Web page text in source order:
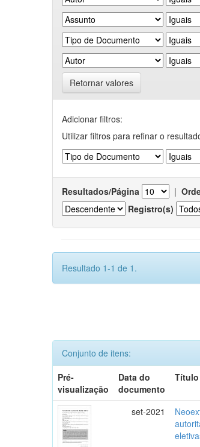
Retornar valores
Adicionar filtros:
Utilizar filtros para refinar o
Resultados/Página |
Registro(s)
Resultado 1-1 de 1.
Conjunto de itens:
Pré-
visualização
Data do
documento
Título
set-2021